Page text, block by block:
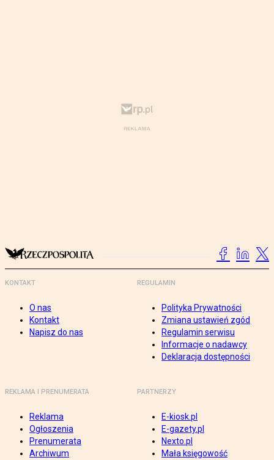
KONTAKT
O nas
Kontakt
Napisz do nas
REGULAMIN
Polityka Prywatności
Zmiana ustawień zgód
Regulamin serwisu
Informacje o nadawcy
Deklaracja dostępności
REKLAMA I PRENUMERATA
Reklama
Ogłoszenia
Prenumerata
Archiwum
PARTNERZY
E-kiosk.pl
E-gazety.pl
Nexto.pl
Mała księgowość